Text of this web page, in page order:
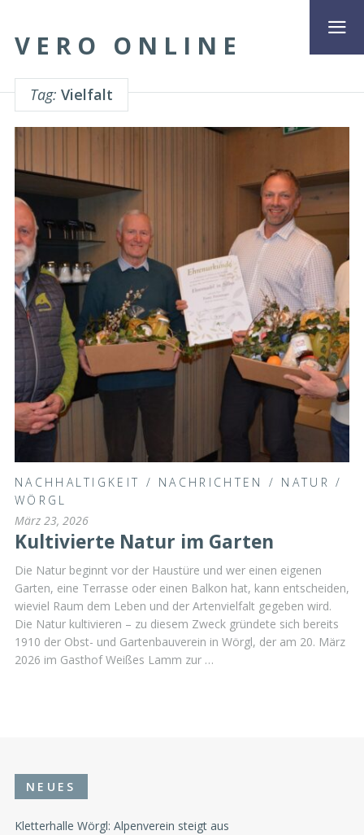
VERO ONLINE
Tag: Vielfalt
NACHHALTIGKEIT / NACHRICHTEN / NATUR /
WÖRGL
März 23, 2026
Kultivierte Natur im Garten
Die Natur beginnt vor der Haustüre und wer einen eigenen
Garten, eine Terrasse oder einen Balkon hat, kann entscheiden,
wieviel Raum dem Leben und der Artenvielfalt gegeben wird.
Die Natur kultivieren – zu diesem Zweck gründete sich bereits
1910 der Obst- und Gartenbauverein in Wörgl, der am 20. März
2026 im Gasthof Weißes Lamm zur …
NEUES
Kletterhalle Wörgl: Alpenverein steigt aus